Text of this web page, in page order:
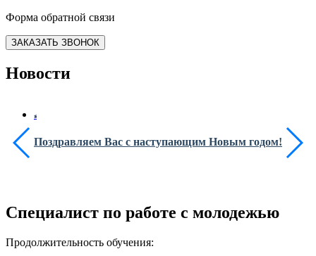
Форма обратной связи
ЗАКАЗАТЬ ЗВОНОК
Новости
Поздравляем Вас с наступающим Новым годом!
Специалист по работе с молодежью
Продолжительность обучения: